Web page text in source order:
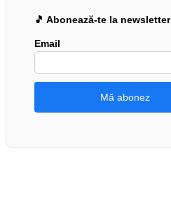
🎵 Abonează-te la newsletter
Email